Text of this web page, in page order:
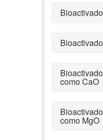
como CaO
como MgO